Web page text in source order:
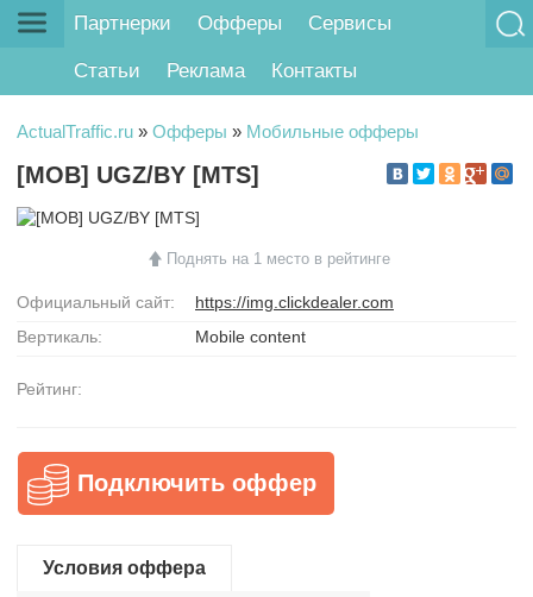
Партнерки Офферы Сервисы
Статьи Реклама Контакты
ActualTraffic.ru » Офферы » Мобильные офферы
[MOB] UGZ/BY [MTS]
Поднять на 1 место в рейтинге
Официальный сайт:
https://img.clickdealer.com
Вертикаль:
Mobile content
Рейтинг:
Подключить оффер
Условия оффера